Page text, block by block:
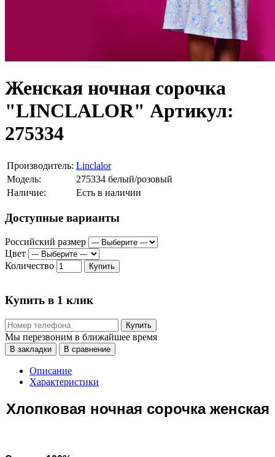
Женская ночная сорочка
"LINCLALOR" Артикул:
275334
Производитель: Linclalor
Модель:
275334 белый/розовый
Наличие:
Есть в наличии
Доступные варианты
Российский размер
Цвет
Количество
Купить
Купить в 1 клик
Купить
Мы перезвоним в ближайшее время
В закладки В сравнение
Описание
Характеристики
Хлопковая ночная сорочка женская